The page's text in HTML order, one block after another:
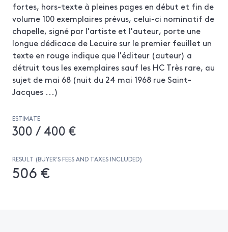
fortes, hors-texte à pleines pages en début et fin de
volume 100 exemplaires prévus, celui-ci nominatif de
chapelle, signé par l'artiste et l'auteur, porte une
longue dédicace de Lecuire sur le premier feuillet un
texte en rouge indique que l'éditeur (auteur) a
détruit tous les exemplaires sauf les HC Très rare, au
sujet de mai 68 (nuit du 24 mai 1968 rue Saint-
Jacques ...)
ESTIMATE
300 / 400 €
RESULT (BUYER’S FEES AND TAXES INCLUDED)
506 €